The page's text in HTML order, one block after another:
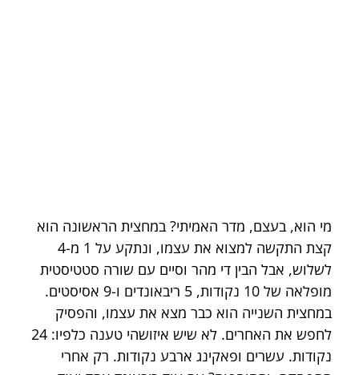
מי הוא, בעצם, מדר האמיתי? במחצית הראשונה הוא
קצת התקשה למצוא את עצמו, ונתקע על 1 מ-4
לשלוש, אבל הבין די מהר וסיים עם שורה סטטיסטית
מופלאה של 10 נקודות, 5 ריבאונדים ו-9 אסיסטים.
במחצית השנייה הוא כבר מצא את עצמו, והפסיק
לחפש את האחרים. לא שיש איזושהי טענה כלפיו: 24
נקודות. עשרים ופאקינג ארבע נקודות. רק אחרי